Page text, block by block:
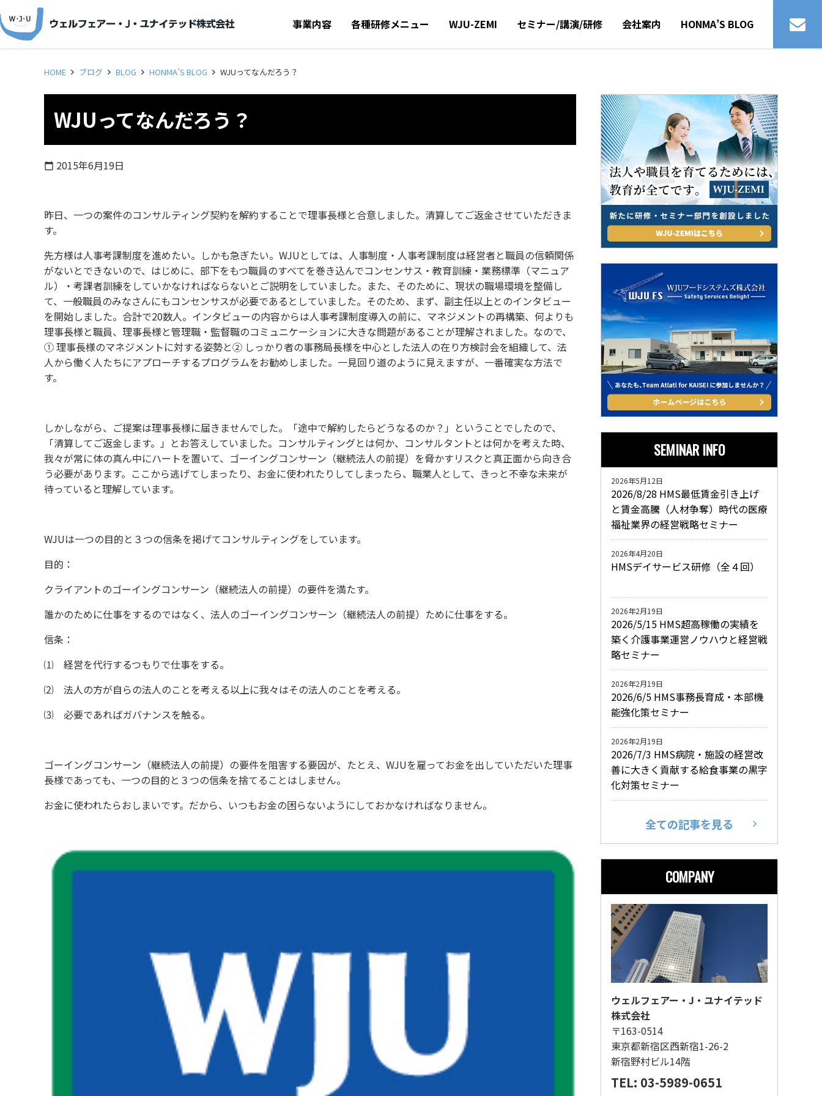
事業内容 各種研修メニュー WJU-ZEMI セミナー/講演/研修 会社案内 HONMA’S BLOG
HOME ブログ BLOG HONMA’S BLOG WJUってなんだろう？
WJUってなんだろう？
calendar_today 2015年6月19日
昨日、一つの案件のコンサルティング契約を解約することで理事長様と合意しました。清算してご返金させていただきま
す。
先方様は人事考課制度を進めたい。しかも急ぎたい。WJUとしては、人事制度・人事考課制度は経営者と職員の信頼関係
がないとできないので、はじめに、部下をもつ職員のすべてを巻き込んでコンセンサス・教育訓練・業務標準（マニュア
ル）・考課者訓練をしていかなければならないとご説明をしていました。また、そのために、現状の職場環境を整備し
て、一般職員のみなさんにもコンセンサスが必要であるとしていました。そのため、まず、副主任以上とのインタビュー
を開始しました。合計で20数人。インタビューの内容からは人事考課制度導入の前に、マネジメントの再構築、何よりも
理事長様と職員、理事長様と管理職・監督職のコミュニケーションに大きな問題があることが理解されました。なので、
① 理事長様のマネジメントに対する姿勢と② しっかり者の事務局長様を中心とした法人の在り方検討会を組織して、法
人から働く人たちにアプローチするプログラムをお勧めしました。一見回り道のように見えますが、一番確実な方法で
す。
しかしながら、ご提案は理事長様に届きませんでした。「途中で解約したらどうなるのか？」ということでしたので、
「清算してご返金します。」とお答えしていました。コンサルティングとは何か、コンサルタントとは何かを考えた時、
我々が常に体の真ん中にハートを置いて、ゴーイングコンサーン（継続法人の前提）を脅かすリスクと真正面から向き合
う必要があります。ここから逃げてしまったり、お金に使われたりしてしまったら、職業人として、きっと不幸な未来が
待っていると理解しています。
WJUは一つの目的と３つの信条を掲げてコンサルティングをしています。
目的：
クライアントのゴーイングコンサーン（継続法人の前提）の要件を満たす。
誰かのために仕事をするのではなく、法人のゴーイングコンサーン（継続法人の前提）ために仕事をする。
信条：
⑴ 経営を代行するつもりで仕事をする。
⑵ 法人の方が自らの法人のことを考える以上に我々はその法人のことを考える。
⑶ 必要であればガバナンスを触る。
ゴーイングコンサーン（継続法人の前提）の要件を阻害する要因が、たとえ、WJUを雇ってお金を出していただいた理事
長様であっても、一つの目的と３つの信条を捨てることはしません。
お金に使われたらおしまいです。だから、いつもお金の困らないようにしておかなければなりません。
SEMINAR INFO
2026/8/28 HMS最低賃金引き上げ
と賃金高騰（人材争奪）時代の医療
福祉業界の経営戦略セミナー
2026年5月12日
HMSデイサービス研修（全４回）
2026年4月20日
2026/5/15 HMS超高稼働の実績を
築く介護事業運営ノウハウと経営戦
略セミナー
2026年2月19日
2026/6/5 HMS事務長育成・本部機
能強化策セミナー
2026年2月19日
2026/7/3 HMS病院・施設の経営改
善に大きく貢献する給食事業の黒字
化対策セミナー
2026年2月19日
全ての記事を見る
COMPANY
ウェルフェアー・J・ユナイテッド
株式会社
〒163-0514
東京都新宿区西新宿1-26-2
新宿野村ビル14階
TEL: 03-5989-0651